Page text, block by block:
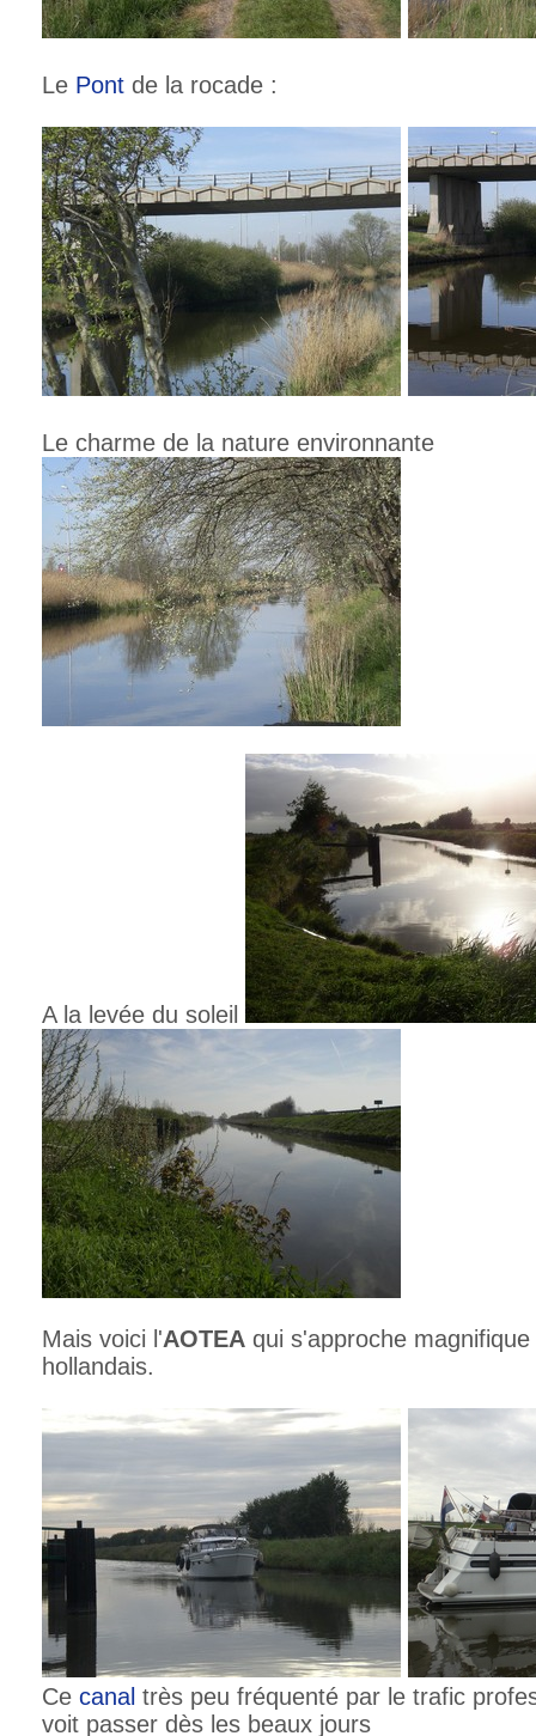
Le Pont de la rocade :
Le charme de la nature environnante
A la levée du soleil
Mais voici l'AOTEA qui s'approche
hollandais.
Ce canal très peu fréquenté par le trafic
voit passer dès les beaux jours